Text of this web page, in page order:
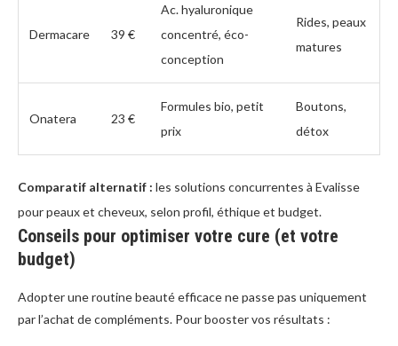
Dermacare 39 €
Ac. hyaluronique
concentré, éco-
conception
Rides, peaux
matures
Onatera 23 €
Formules bio, petit
prix
Boutons,
détox
Comparatif alternatif : les solutions concurrentes à Evalisse
pour peaux et cheveux, selon profil, éthique et budget.
Conseils pour optimiser votre cure (et votre
budget)
Adopter une routine beauté efficace ne passe pas uniquement
par l’achat de compléments. Pour booster vos résultats :